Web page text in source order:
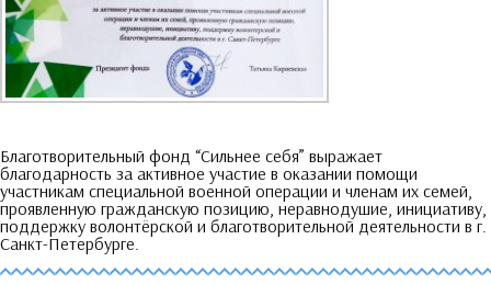
Благотворительный фонд “Сильнее себя” выражает
благодарность за активное участие в оказании помощи
участникам специальной военной операции и членам их семей
проявленную гражданскую позицию неравнодушие инициативу
поддержку волонтёрской и благотворительной деятельности в г.
Санкт-Петербурге